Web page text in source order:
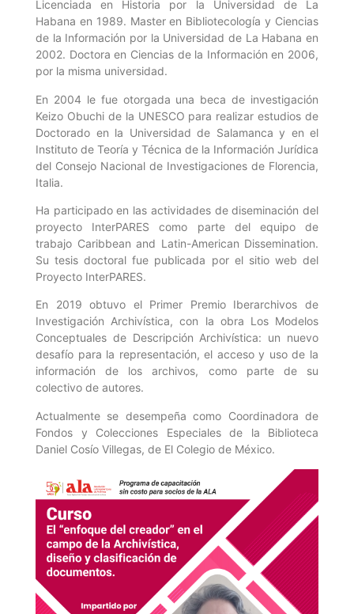
Licenciada en Historia por la Universidad de La
Habana en 1989. Master en Bibliotecología y Ciencias
de la Información por la Universidad de La Habana en
2002. Doctora en Ciencias de la Información en 2006,
por la misma universidad.
En 2004 le fue otorgada una beca de investigación
Keizo Obuchi de la UNESCO para realizar estudios de
Doctorado en la Universidad de Salamanca y en el
Instituto de Teoría y Técnica de la Información Jurídica
del Consejo Nacional de Investigaciones de Florencia,
Italia.
Ha participado en las actividades de diseminación del
proyecto InterPARES como parte del equipo de
trabajo Caribbean and Latin-American Dissemination.
Su tesis doctoral fue publicada por el sitio web del
Proyecto InterPARES.
En 2019 obtuvo el Primer Premio Iberarchivos de
Investigación Archivística, con la obra Los Modelos
Conceptuales de Descripción Archivística: un nuevo
desafío para la representación, el acceso y uso de la
información de los archivos, como parte de su
colectivo de autores.
Actualmente se desempeña como Coordinadora de
Fondos y Colecciones Especiales de la Biblioteca
Daniel Cosío Villegas, de El Colegio de México.